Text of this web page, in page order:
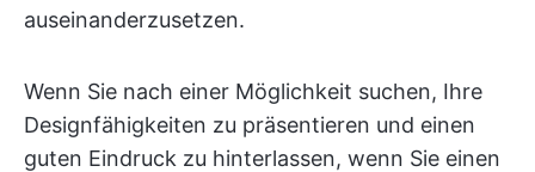
auseinanderzusetzen.
Wenn Sie nach einer Möglichkeit suchen, Ihre
Designfähigkeiten zu präsentieren und einen
guten Eindruck zu hinterlassen, wenn Sie einen